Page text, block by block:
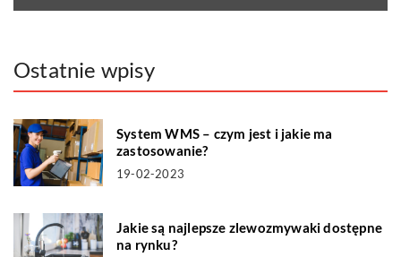
Ostatnie wpisy
System WMS – czym jest i jakie ma
zastosowanie?
19-02-2023
Jakie są najlepsze zlewozmywaki dostępne
na rynku?